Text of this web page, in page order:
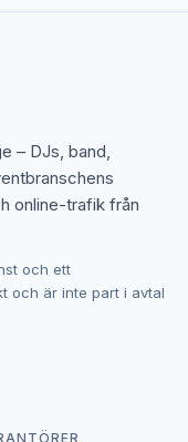
och CO2-jets
för professionell
ljussystem
– DJs, band,
online-trafik från
och ett
och är inte part i avtal